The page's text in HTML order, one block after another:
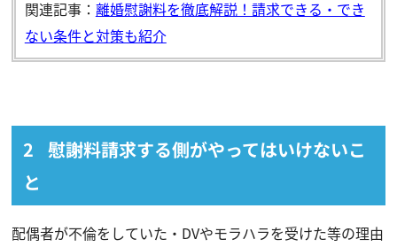
関連記事： 離婚慰謝料を徹底解説！請求できる・でき
ない条件と対策も紹介
慰謝料請求する側がやってはいけないこ
と
配偶者が不倫をしていた・DVやモラハラを受けた等の理由